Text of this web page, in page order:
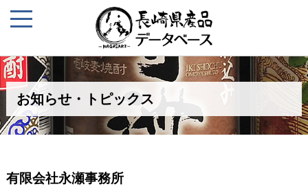
お知らせ・トピックス
有限会社永瀬事務所